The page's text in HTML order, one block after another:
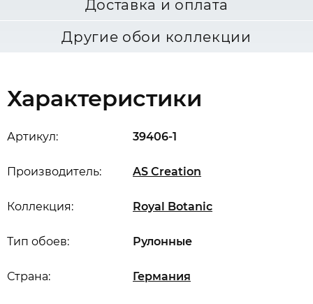
Доставка и оплата
Другие обои коллекции
Характеристики
Артикул: 39406-1
Производитель: AS Creation
Коллекция: Royal Botanic
Страна: Германия
Тип обоев: Рулонные